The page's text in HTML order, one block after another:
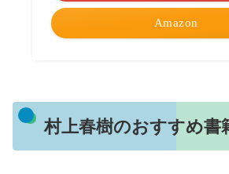
Amazon
村上春樹のおすすめ書